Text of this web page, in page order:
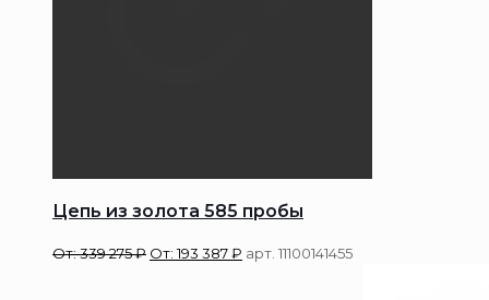
Цепь из золота 585 пробы
От:339 275₽ От:193 387₽ арт. 11100141455